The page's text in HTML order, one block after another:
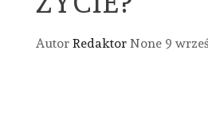
Autor Redaktor None 9